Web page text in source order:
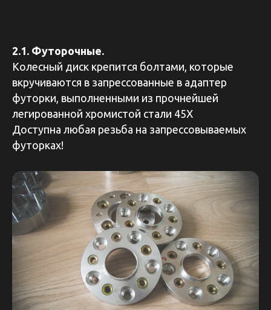
2.1. Футорочные.
Колесный диск крепится болтами, которые
вкручиваются в запрессованные в адаптер
футорки, выполненными из прочнейшей
легированной хромистой стали 45Х
Доступна любая резьба на запрессовываемых
футорках!